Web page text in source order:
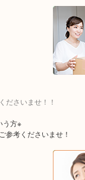
ださいませ！！
う方※
参考くださいませ！